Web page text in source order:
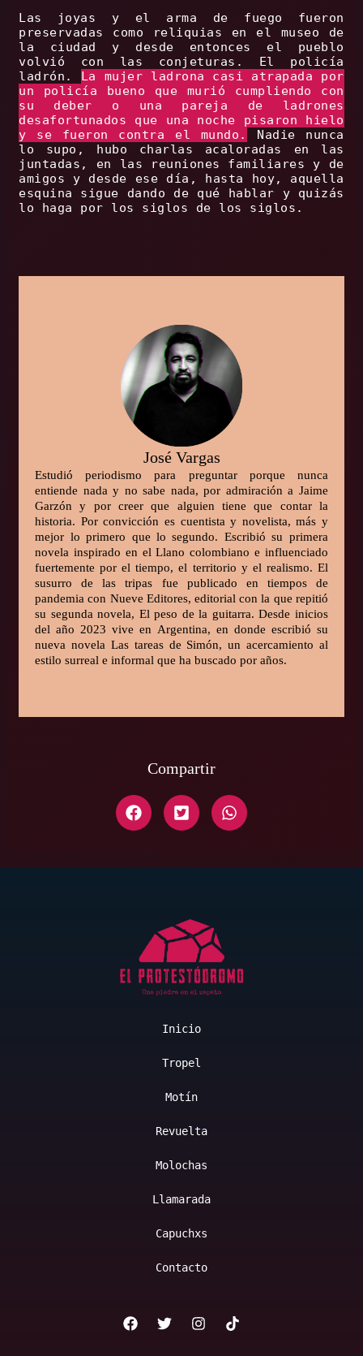
Las joyas y el arma de fuego fueron
preservadas como reliquias en el museo de
la ciudad y desde entonces el pueblo
volvió con las conjeturas. El policía
ladrón. La mujer ladrona casi atrapada por
un policía bueno que murió cumpliendo con
su deber o una pareja de ladrones
desafortunados que una noche pisaron hielo
y se fueron contra el mundo.
Nadie nunca
lo supo, hubo charlas acaloradas en las
juntadas, en las reuniones familiares y de
amigos y desde ese día, hasta hoy, aquella
esquina sigue dando de qué hablar y quizás
lo haga por los siglos de los siglos.
José Vargas
Estudió periodismo para preguntar porque nunca
entiende nada y no sabe nada, por admiración a Jaime
Garzón y por creer que alguien tiene que contar la
historia. Por convicción es cuentista y novelista, más y
mejor lo primero que lo segundo. Escribió su primera
novela inspirado en el Llano colombiano e influenciado
fuertemente por el tiempo, el territorio y el realismo. El
susurro de las tripas fue publicado en tiempos de
pandemia con Nueve Editores, editorial con la que repitió
su segunda novela, El peso de la guitarra. Desde inicios
del año 2023 vive en Argentina, en donde escribió su
nueva novela Las tareas de Simón, un acercamiento al
estilo surreal e informal que ha buscado por años.
Compartir
Inicio
Tropel
Motín
Revuelta
Molochas
Llamarada
Capuchxs
Contacto